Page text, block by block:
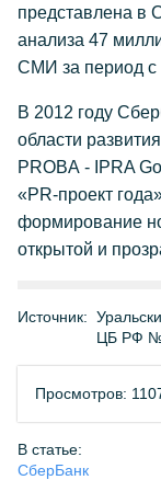
представлена в
анализа 47
СМИ за период с
В 2012 году
области
PROBA - IPRA
«PR-проект
формирование
открытой и
Источник:
ЦБ РФ №
Просмотров:
В статье:
СберБанк